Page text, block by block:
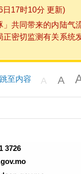
17时10分 更新)
共同带来的内陆气
密切监测有关系统
跳至内容 A A
3726